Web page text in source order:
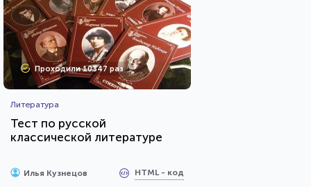
Проходили 10347 раз
Литература
Тест по русской
классической литературе
Илья Кузнецов HTML - код